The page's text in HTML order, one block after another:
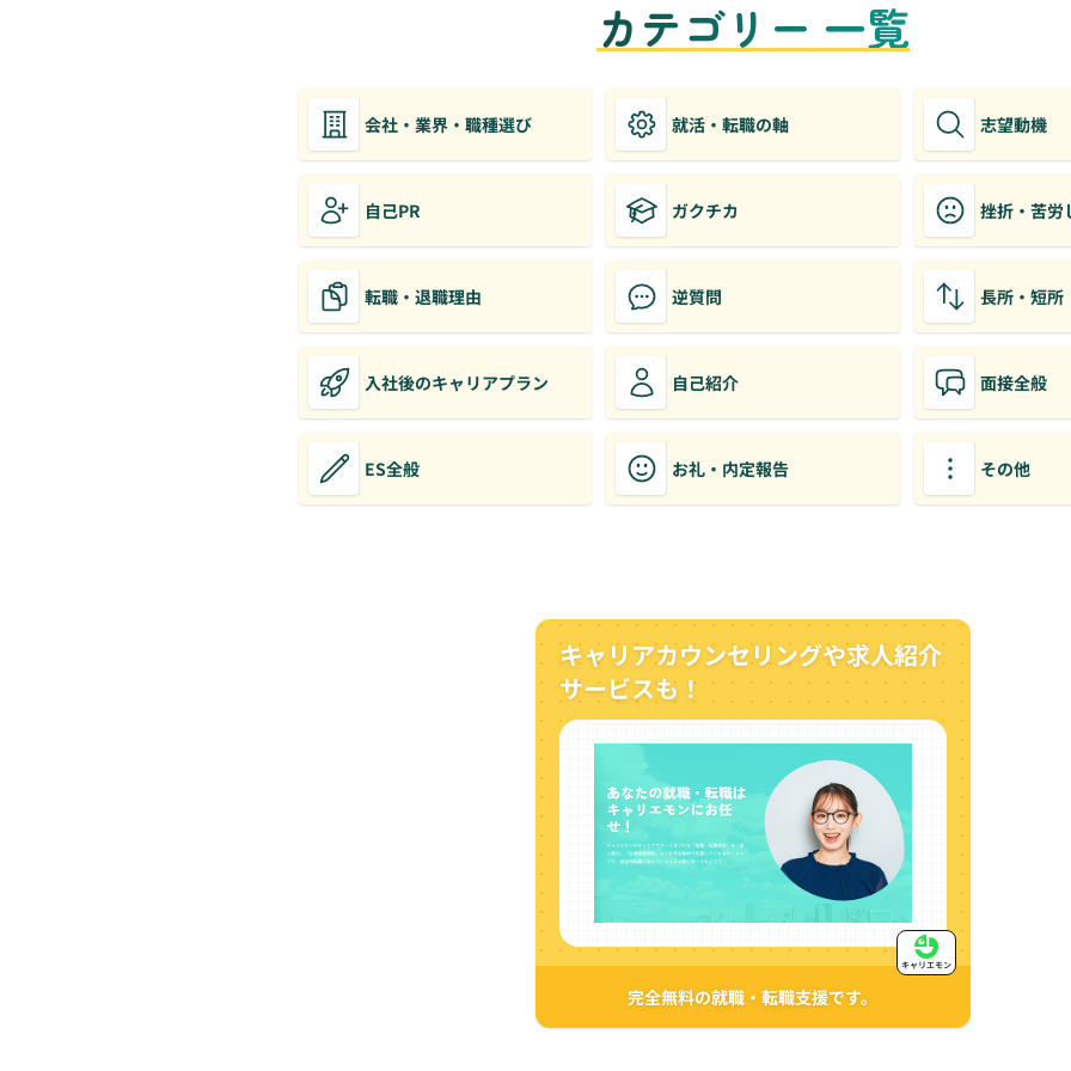
カテゴリー 一覧
会社・業界・職種選び 就活・転職の軸 志望動機
自己PR ガクチカ 挫折・苦労
転職・退職理由 逆質問 長所・短所
入社後のキャリアプラン 自己紹介 面接全般
ES全般 お礼・内定報告 その他
キャリアカウンセリングや求人紹介
サービスも！
完全無料の就職・転職支援です。
キャリエモン